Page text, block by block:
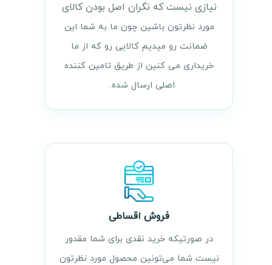
نیازی نیست که نگران اصل بودن کالای
مورد نظرتون باشین چون ما به شما این
ضمانت رو میدیم کالایی رو که از ما
خریداری می کنین از طریق تامین کننده
اصلی ارسال شده.
فروش اقساطی
در صورتیکه خرید نقدی برای شما مقدور
نیست شما می‌تونین محصول مورد نظرتون